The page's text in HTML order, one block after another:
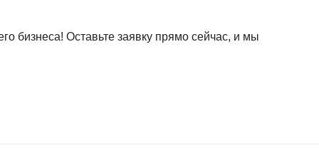
бизнеса! Оставьте заявку прямо сейчас, и мы